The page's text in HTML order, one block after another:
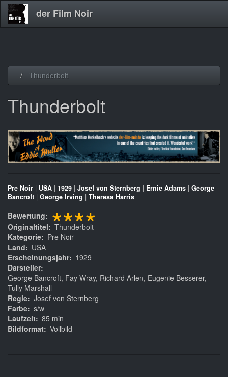
der Film Noir
Thunderbolt
Thunderbolt
Pre Noir | USA | 1929 | Josef von Sternberg | Ernie Adams | George
Bancroft | George Irving | Theresa Harris
Bewertung ****
Originaltitel
Thunderbolt
Kategorie
Pre Noir
Land
USA
Erscheinungsjahr
1929
Darsteller
George Bancroft, Fay Wray, Richard Arlen, Eugenie Besserer,
Tully Marshall
Regie Josef von Sternberg
Farbe s/w
Laufzeit 85 min
Bildformat Vollbild